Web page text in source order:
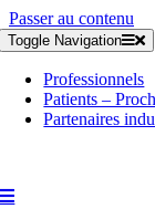
Passer au contenu
Toggle Navigation
Professionnels
Patients –
Partenaires